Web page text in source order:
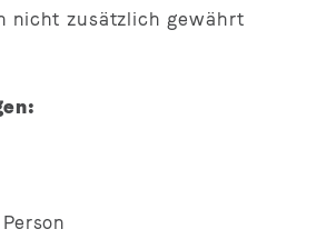
nicht zusätzlich gewährt